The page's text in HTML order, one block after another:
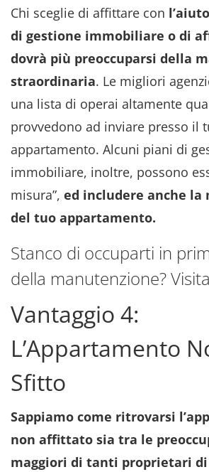
Chi sceglie di affittare con
di gestione immobiliare o di
dovrà più preoccuparsi della
straordinaria. Le migliori
una lista di operai altamente
provvedono ad inviare presso il
appartamento. Alcuni piani di
immobiliare, inoltre, possono
misura”, ed includere anche la
del tuo appartamento.
Stanco di occuparti in
della manutenzione?
Vantaggio 4:
L’Appartamento
Sfitto
Sappiamo come ritrovarsi
non affittato sia tra le
maggiori di tanti proprietari di